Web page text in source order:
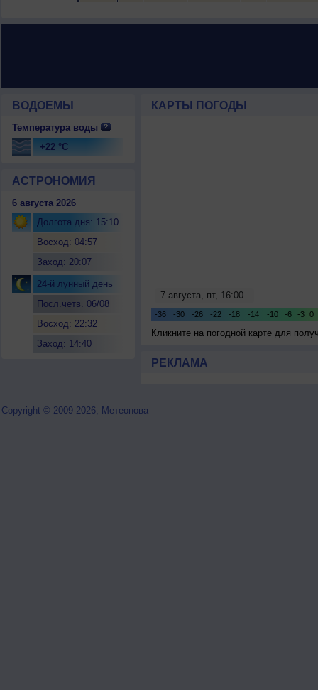
ВОДОЕМЫ
Температура воды
+22 °C
АСТРОНОМИЯ
6 августа 2026
Долгота дня: 15:10
Восход: 04:57
Заход: 20:07
24-й лунный день
Посл.четв. 06/08
Восход: 22:32
Заход: 14:40
КАРТЫ ПОГОДЫ
Кликните на погодной карте для
РЕКЛАМА
Copyright © 2009-2026, Метеонова